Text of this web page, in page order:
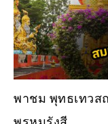
พาชม พุทธเทวส